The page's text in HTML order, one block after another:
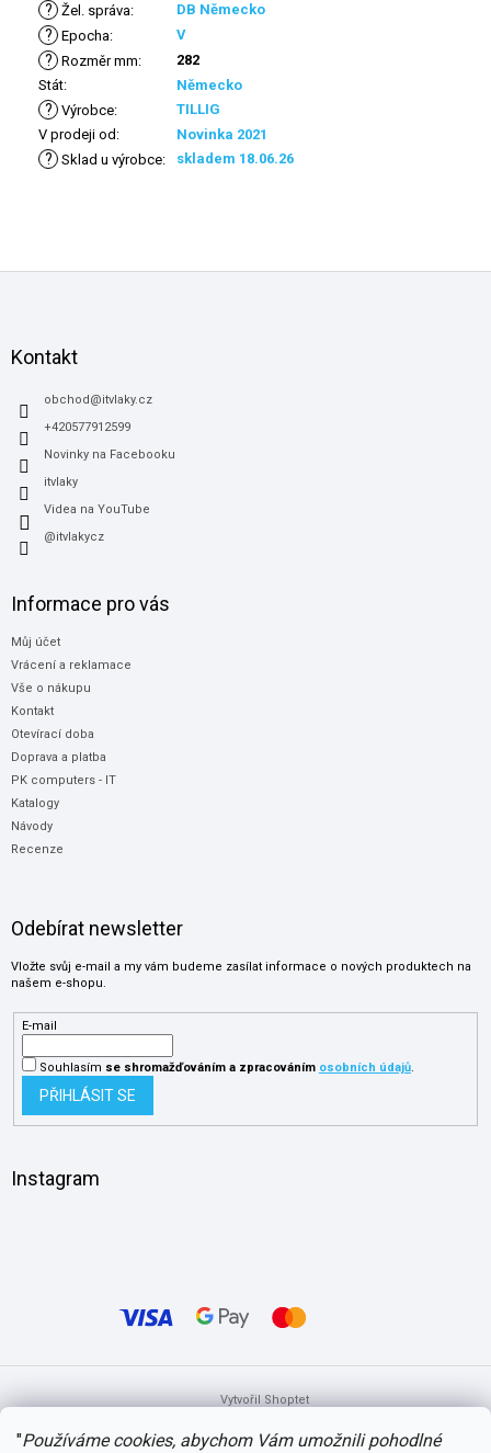
"Používáme cookies, abychom Vám umožnili pohodlné
? Žel. správa: DB Německo
? Epocha: V
? Rozměr mm:
282
Stát: Německo
? Výrobce:
TILLIG
V prodeji od : Novinka 2021
? Sklad u výrobce: skladem 18.06.26
Kontakt
obchod @itvlaky.cz
+420577912599
Novinky na Facebooku
itvlaky
Videa na YouTube
@itvlakycz
Informace pro vás
Můj účet
Vrácení a reklamace
Vše o nákupu
Kontakt
Otevírací doba
Doprava a platba
PK computers - IT
Katalogy
Návody
Recenze
Odebírat newsletter
Vložte svůj e-mail a my vám budeme zasílat informace o nových produktech na
našem e-shopu.
E-mail
Souhlasím se shromažďováníma zpracováním osobních údajů.
PŘIHLÁSIT SE
Instagram
Vytvořil Shoptet